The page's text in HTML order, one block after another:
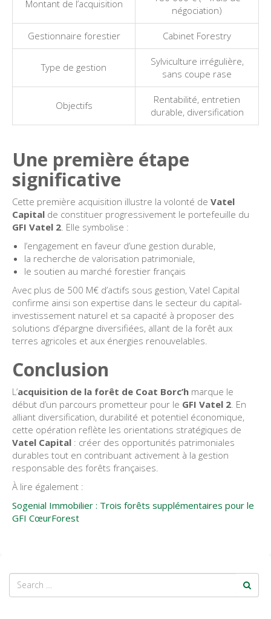
Montant de l’acquisition
négociation)
Gestionnaire forestier Cabinet Forestry
Type de gestion
Sylviculture irrégulière,
sans coupe rase
Objectifs
Rentabilité, entretien
durable, diversification
Une première étape
significative
Cette première acquisition illustre la volonté de Vatel
Capital de constituer progressivement le portefeuille du
GFI Vatel 2. Elle symbolise :
l’engagement en faveur d’une gestion durable,
la recherche de valorisation patrimoniale,
le soutien au marché forestier français
Avec plus de 500 M€ d’actifs sous gestion, Vatel Capital
confirme ainsi son expertise dans le secteur du capital-
investissement naturel et sa capacité à proposer des
solutions d’épargne diversifiées, allant de la forêt aux
terres agricoles et aux énergies renouvelables.
Conclusion
L’acquisition de la forêt de Coat Borc’h marque le
début d’un parcours prometteur pour le GFI Vatel 2. En
alliant diversification, durabilité et potentiel économique,
cette opération reflète les orientations stratégiques de
Vatel Capital : créer des opportunités patrimoniales
durables tout en contribuant activement à la gestion
responsable des forêts françaises.
À lire également :
Sogenial Immobilier : Trois forêts supplémentaires pour le
GFI CœurForest